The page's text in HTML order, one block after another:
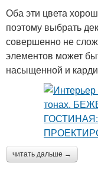
Оба эти цвета
поэтому выбрать
совершенно не
элементов может
насыщенной и
читать дальше →